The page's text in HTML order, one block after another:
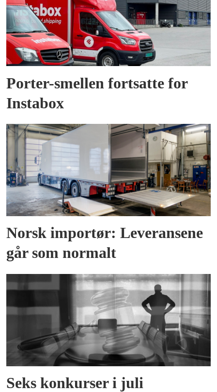
Porter-smellen fortsatte for
Instabox
Norsk importør: Leveransene
går som normalt
Seks konkurser i juli